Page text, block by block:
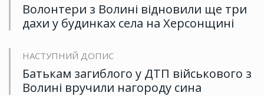
Волонтери з Волині відновили ще три
дахи у будинках села на Херсонщині
НАСТУПНИЙ ДОПИС
Батькам загиблого у ДТП військового з
Волині вручили нагороду сина